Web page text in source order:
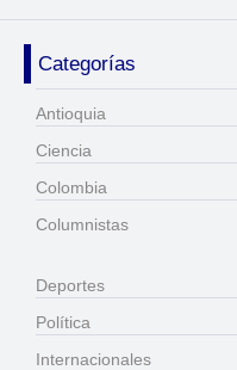
Categorías
Antioquia
Ciencia
Colombia
Columnistas
Deportes
Política
Internacionales